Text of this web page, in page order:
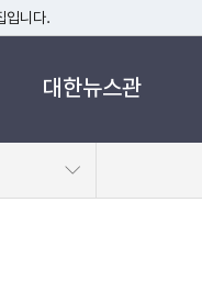
입니다.
부기관이 관리하는 누리집입니다.
대한뉴스관